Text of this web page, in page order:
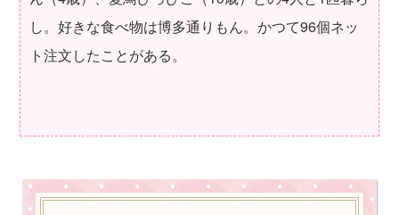
し。好きな食べ物は博多通りもん。かつて96個ネッ
ト注文したことがある。